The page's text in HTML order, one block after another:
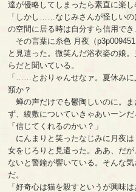
達が侵略してしまったら素直に楽し
「しかし……なじみさんが怪しい
の空間に居る時は自分すら信用で
その言葉に糸色 月夜（
と見遣った。微笑んだ浴衣姿の娘
らだと聞いている。
「……とおりゃんせなァ。夏休み
類か？
蝉の声だけでも鬱陶しいのに。ま
ず、綾敷についていきゃあいーンだ
「信じてくれるのかい？」
にんまりと笑ったなじみに月夜
女をじろりと見遣った。ああ、だ
ないと警鐘が響いている。そんな
だ。
「好奇心は猫を殺すというが興味